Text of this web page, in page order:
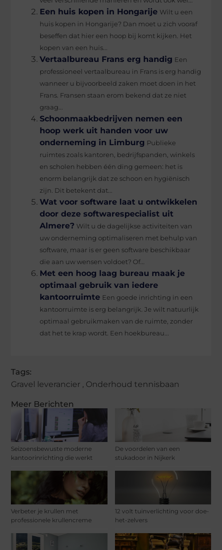
Meer Berichten
Seizoensbewuste moderne
kantoorinrichting die werkt
De voordelen van een
stukadoor in Nijkerk
Verbeter je krullen met
professionele krullencreme
12 volt tuinverlichting voor doe-
het-zelvers
Een huis kopen in Hongarije Wilt u een
huis kopen in Hongarije? Dan moet u zich vooraf
beseffen dat hier een hoop bij komt kijken. Het
kopen van een huis...
Vertaalbureau Frans erg handig Een
professioneel vertaalbureau in Frans is erg handig
wanneer u bijvoorbeeld zaken moet doen in het
Frans. Fransen staan erom bekend dat ze niet
graag...
Schoonmaakbedrijven nemen een
hoop werk uit handen voor uw
onderneming in Limburg Publieke
ruimtes zoals kantoren, bedrijfspanden, winkels
en scholen hebben één ding gemeen: het is
enorm belangrijk dat ze schoon en hygiënisch
zijn. Dit betekent dat...
Wat voor software laat u ontwikkelen
door deze softwarespecialist uit
Almere? Wilt u de dagelijkse activiteiten van
uw onderneming optimaliseren met behulp van
software, maar is er geen software beschikbaar
die aan uw wensen voldoet? Of...
Met een hoog laag bureau maak je
optimaal gebruik van iedere
kantoorruimte Een goede inrichting in een
kantoorruimte is erg belangrijk. Je wilt natuurlijk
optimaal gebruikmaken van de ruimte, zonder
dat het te krap wordt. Een hoekbureau...
Tags:
Gravel leverancier , Onderhoud tennisbaan